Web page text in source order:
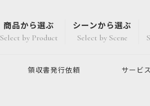
商品から選ぶ
Select by Product
シーンから選ぶ
Select by Scene
領収書発行依頼 サービ